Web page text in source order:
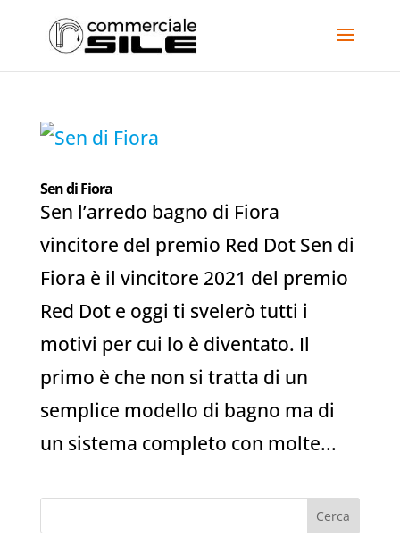
Sen di Fiora
Sen l’arredo bagno di Fiora
vincitore del premio Red Dot Sen di
Fiora è il vincitore 2021 del premio
Red Dot e oggi ti svelerò tutti i
motivi per cui lo è diventato. Il
primo è che non si tratta di un
semplice modello di bagno ma di
un sistema completo con molte...
Cerca